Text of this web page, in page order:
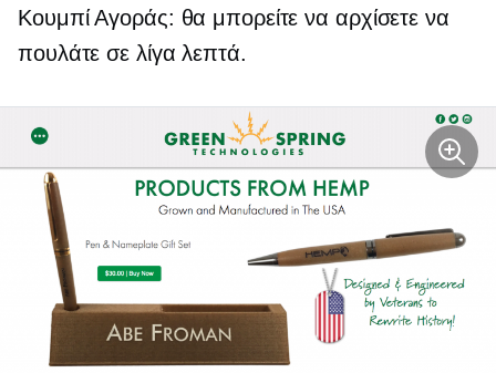
Κουμπί Αγοράς: θα μπορείτε να αρχίσετε να
πουλάτε σε λίγα λεπτά.